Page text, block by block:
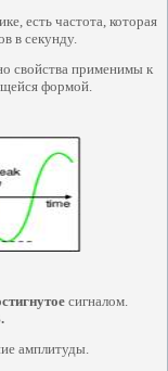
есть частота, которая
в секунду.
свойства применимы к
формой.
сигналом.
амплитуды.